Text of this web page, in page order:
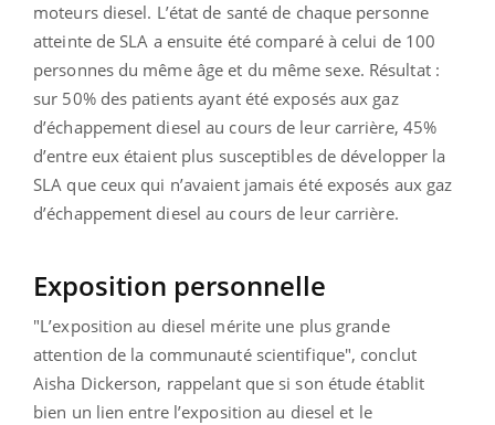
moteurs diesel. L’état de santé de chaque personne
atteinte de SLA a ensuite été comparé à celui de 100
personnes du même âge et du même sexe. Résultat :
sur 50% des patients ayant été exposés aux gaz
d’échappement diesel au cours de leur carrière, 45%
d’entre eux étaient plus susceptibles de développer la
SLA que ceux qui n’avaient jamais été exposés aux gaz
d’échappement diesel au cours de leur carrière.
Exposition personnelle
"L’exposition au diesel mérite une plus grande
attention de la communauté scientifique", conclut
Aisha Dickerson, rappelant que si son étude établit
bien un lien entre l’exposition au diesel et le